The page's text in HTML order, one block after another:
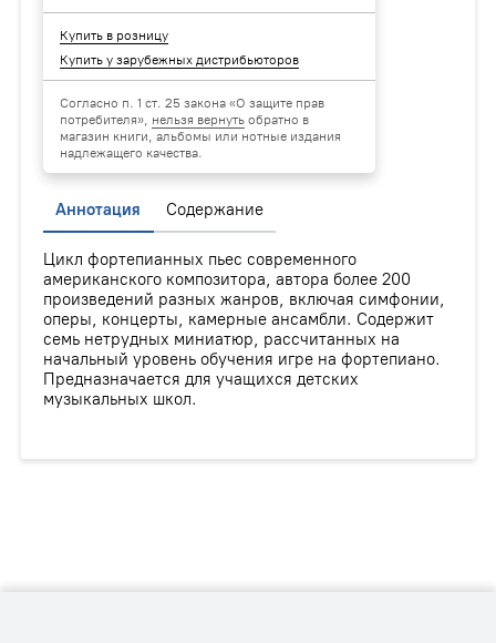
Купить в розницу
Купить у зарубежных дистрибьюторов
Согласно п. 1 ст. 25 закона «О защите прав
потребителя», нельзя вернуть обратно в
магазин книги, альбомы или нотные издания
надлежащего качества.
Аннотация Содержание
Цикл фортепианных пьес современного
американского композитора, автора более 200
произведений разных жанров, включая симфонии,
оперы, концерты, камерные ансамбли. Содержит
семь нетрудных миниатюр, рассчитанных на
начальный уровень обучения игре на фортепиано.
Предназначается для учащихся детских
музыкальных школ.